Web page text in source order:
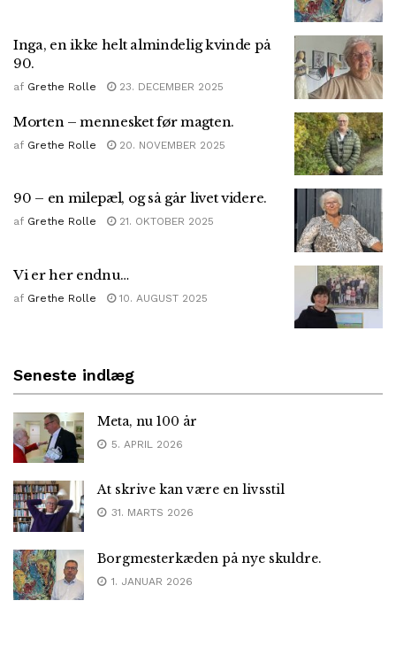
Inga, en ikke helt almindelig kvinde på
90.
af Grethe Rolle 23. DECEMBER 2025
Morten – mennesket før magten.
af Grethe Rolle 20. NOVEMBER 2025
90 – en milepæl, og så går livet videre.
af Grethe Rolle 21. OKTOBER 2025
Vi er her endnu…
af Grethe Rolle 10. AUGUST 2025
Seneste indlæg
Meta, nu 100 år
5. APRIL 2026
At skrive kan være en livsstil
31. MARTS 2026
Borgmesterkæden på nye skuldre.
1. JANUAR 2026